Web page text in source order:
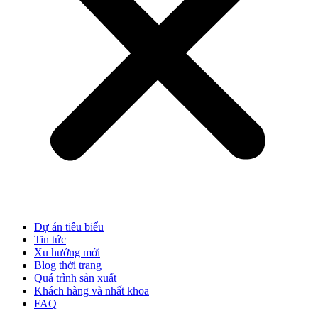
Dự án tiêu biểu
Tin tức
Xu hướng mới
Blog thời trang
Quá trình sản xuất
Khách hàng và nhất khoa
FAQ